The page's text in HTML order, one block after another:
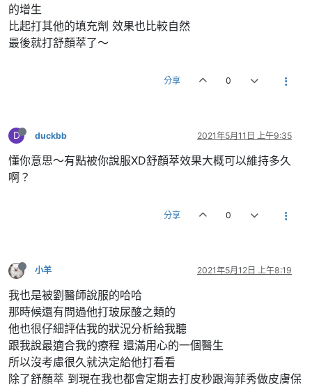
的增生
比起打其他的填充劑 效果也比較自然
最後就打舒顏萃了～
分享 0
D duckbb 2021年5月11日 上午9:35
懂你意思～有點被你說服XD舒顏萃效果大概可以維持多久
啊？
分享 0
小羊 2021年5月12日 上午8:19
我也是被劉醫師說服的哈哈
那時候還有問過他打玻尿酸之類的
他也很仔細評估我的狀況分析給我聽
跟我說最適合我的療程 還滿用心的一個醫生
所以沒考慮很久就決定給他打看看
除了舒顏萃 到現在我也都會定期去打皮秒跟海菲秀做皮膚保